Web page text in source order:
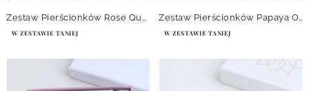
Zestaw Pierścionków Rose Quartz Trio
W ZESTAWIE TANIEJ
Zestaw Pierścionków Papaya Olive
W ZESTAWIE TANIEJ